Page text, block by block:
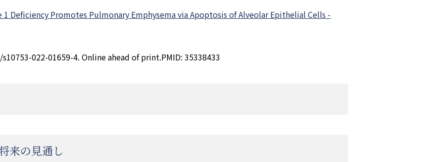
Deficiency Promotes Pulmonary Emphysema via Apoptosis of Alveolar Epithelial Cells -
022-01659-4. Online ahead of print.PMID: 35338433
来の見通し